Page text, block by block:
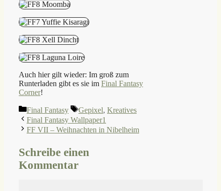
Auch hier gilt wieder: Im groß zum
Runterladen gibt es sie im Final Fantasy
Corner!
Kategorien
Final Fantasy Schlagwörter
Gepixel, Kreatives
Final Fantasy Wallpaper1
FF VII – Weihnachten in Nibelheim
Schreibe einen
Kommentar